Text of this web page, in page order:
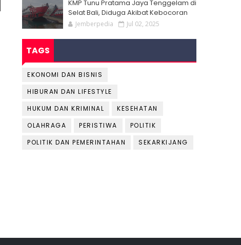
KMP Tunu Pratama Jaya Tenggelam di
Selat Bali, Diduga Akibat Kebocoran
Jemberpedia Jul 02, 2025
TAGS
EKONOMI DAN BISNIS
HIBURAN DAN LIFESTYLE
HUKUM DAN KRIMINAL
KESEHATAN
OLAHRAGA
PERISTIWA
POLITIK
POLITIK DAN PEMERINTAHAN
SEKARKIJANG